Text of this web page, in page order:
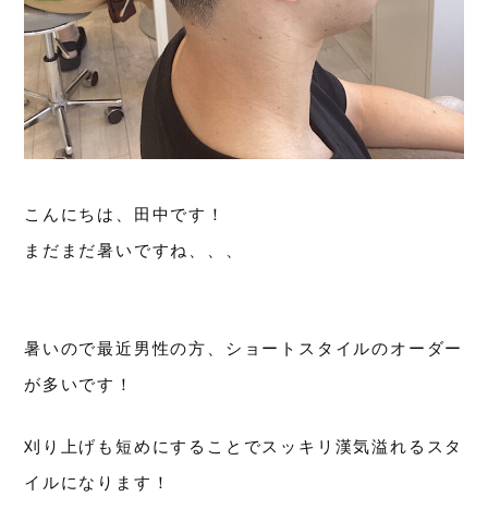
こんにちは、田中です！
まだまだ暑いですね、、、
暑いので最近男性の方、ショートスタイルのオーダー
が多いです！
刈り上げも短めにすることでスッキリ漢気溢れるスタ
イルになります！